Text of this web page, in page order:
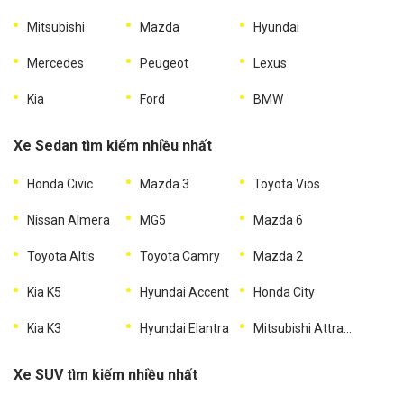
Mitsubishi Mazda Hyundai
Mercedes Peugeot Lexus
Kia Ford BMW
Xe Sedan tìm kiếm nhiều nhất
Honda Civic Mazda 3 Toyota Vios
Nissan Almera MG5 Mazda 6
Toyota Altis Toyota Camry Mazda 2
Kia K5 Hyundai Accent Honda City
Kia K3 Hyundai Elantra Mitsubishi Attrage
Xe SUV tìm kiếm nhiều nhất